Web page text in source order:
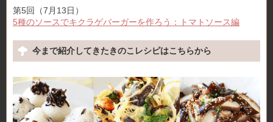
第5回（7月13日）
5種のソースでキクラゲバーガーを作ろう：トマトソース編
今まで紹介してきたきのこレシピはこちらから